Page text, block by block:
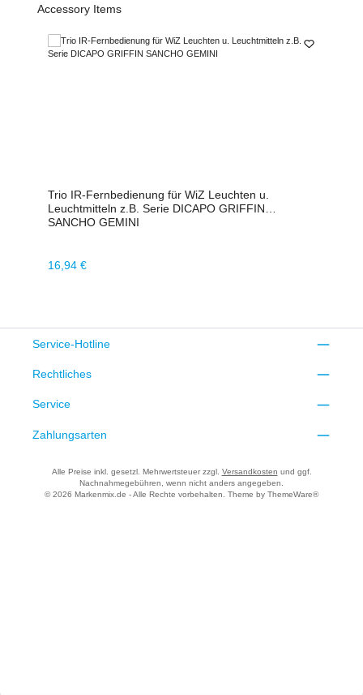
Produktgalerie überspringen
Accessory Items
Trio IR-Fernbedienung für WiZ Leuchten u.
Leuchtmitteln z.B. Serie DICAPO GRIFFIN
SANCHO GEMINI
Regulärer Preis:
16,94 €
Service-Hotline
Rechtliches
Service
Zahlungsarten
Alle Preise inkl. gesetzl. Mehrwertsteuer zzgl. Versandkosten und ggf.
Nachnahmegebühren, wenn nicht anders angegeben.
© 2026 Markenmix.de - Alle Rechte vorbehalten. Theme by ThemeWare®